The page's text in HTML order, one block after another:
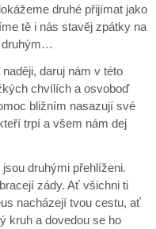
druhé přijímat jako
tě i nás stavěj zpátky na
druhým…
daruj nám v této
chvílích a osvoboď
bližním nasazují své
trpí a všem nám dej
druhými přehlíženi.
zády. Ať všichni ti
nacházejí tvou cestu, ať
kruh a dovedou se ho